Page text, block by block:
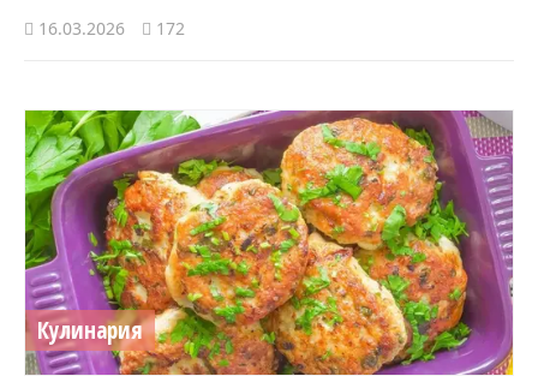
16.03.2026 172
Кулинария